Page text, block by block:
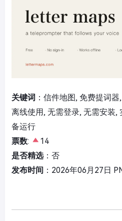
关键词 ：信件地图, 免费提词
离线使用, 无需登录, 无需安装,
备运行
票数:
14
是否精选：否
发布时间 ：2026年06月27日